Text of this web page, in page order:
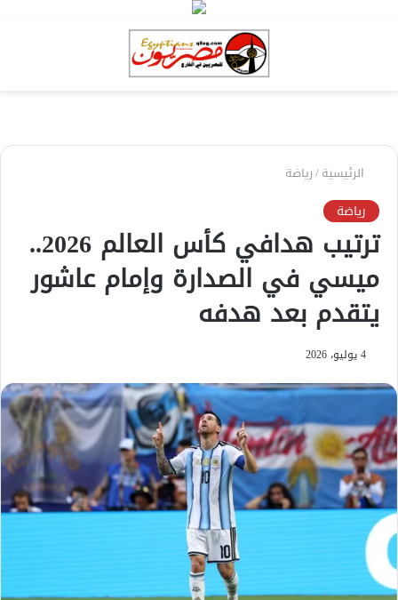
الرئيسية/رياضة
رياضة
ترتيب هدافي كأس العالم 2026..
ميسي في الصدارة وإمام عاشور
يتقدم بعد هدفه
4 يوليو، 2026